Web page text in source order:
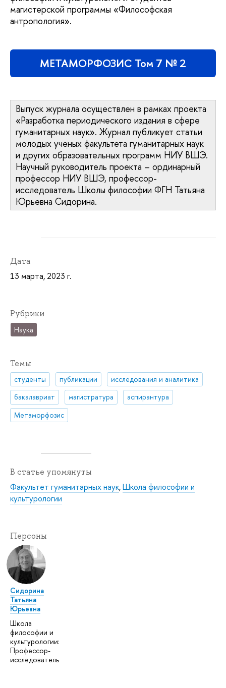
магистерской программы «Философская
антропология».
МЕТАМОРФОЗИС Том 7 № 2
Выпуск журнала осуществлен в рамках проекта
«Разработка периодического издания в сфере
гуманитарных наук». Журнал публикует статьи
молодых ученых факультета гуманитарных наук
и других образовательных программ НИУ ВШЭ.
Научный руководитель проекта – ординарный
профессор НИУ ВШЭ, профессор-
исследователь Школы философии ФГН Татьяна
Юрьевна Сидорина.
Дата
13 марта, 2023 г.
Рубрики
Наука
Темы
студенты публикации
исследования и аналитика
бакалавриат
магистратура
аспирантура
Метаморфозис
В статье упомянуты
Факультет гуманитарных наук,Школа философии и
культурологии
Персоны
Сидорина
Татьяна
Юрьевна
Школа
философии и
культурологии:
Профессор-
исследователь